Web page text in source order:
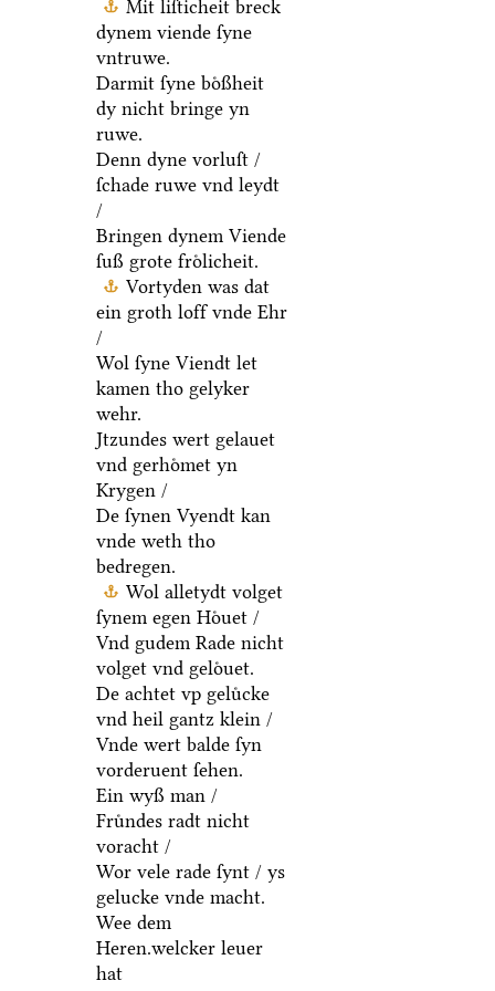
Mit liſticheit breck
dynem viende ſyne
vntruwe.
Darmit ſyne boͤßheit
dy nicht bringe yn
ruwe.
Denn dyne vorluſt /
ſchade ruwe vnd leydt
/
Bringen dynem Viende
ſuß grote froͤlicheit.
Vortyden was dat
ein groth loff vnde Ehr
/
Wol ſyne Viendt let
kamen tho gelyker
wehr.
Jtzundes wert gelauet
vnd gerhoͤmet yn
Krygen /
De ſynen Vyendt kan
vnde weth tho
bedregen.
Wol alletydt volget
ſynem egen Hoͤuet /
Vnd gudem Rade nicht
volget vnd geloͤuet.
De achtet vp geluͤcke
vnd heil gantz klein /
Vnde wert balde ſyn
vorderuent ſehen.
Ein wyß man /
Fruͤndes radt nicht
voracht /
Wor vele rade ſynt / ys
gelucke vnde macht.
Wee dem
Heren.welcker leuer
hat